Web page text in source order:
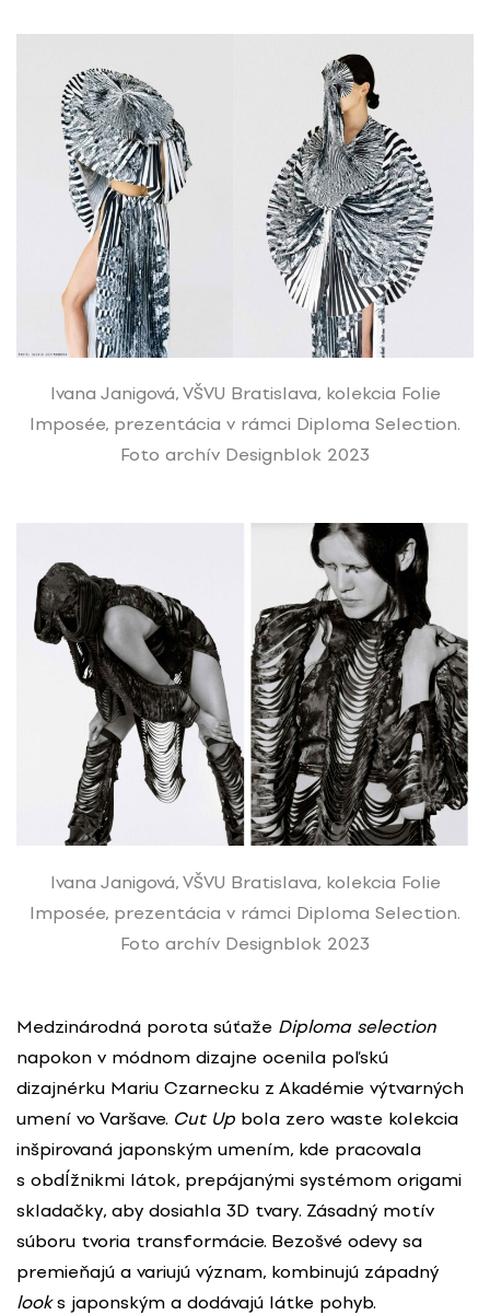
Ivana Janigová, VŠVU Bratislava, kolekcia Folie
Imposée, prezentácia v rámci Diploma Selection.
Foto archív Designblok 2023
Ivana Janigová, VŠVU Bratislava, kolekcia Folie
Imposée, prezentácia v rámci Diploma Selection.
Foto archív Designblok 2023
Medzinárodná porota súťaže Diploma selection
napokon v módnom dizajne ocenila poľskú
dizajnérku Mariu Czarnecku z Akadémie výtvarných
umení vo Varšave. Cut Up bola zero waste kolekcia
inšpirovaná japonským umením, kde pracovala
s obdĺžnikmi látok, prepájanými systémom origami
skladačky, aby dosiahla 3D tvary. Zásadný motív
súboru tvoria transformácie. Bezošvé odevy sa
premieňajú a variujú význam, kombinujú západný
looks japonským a dodávajú látke pohyb.